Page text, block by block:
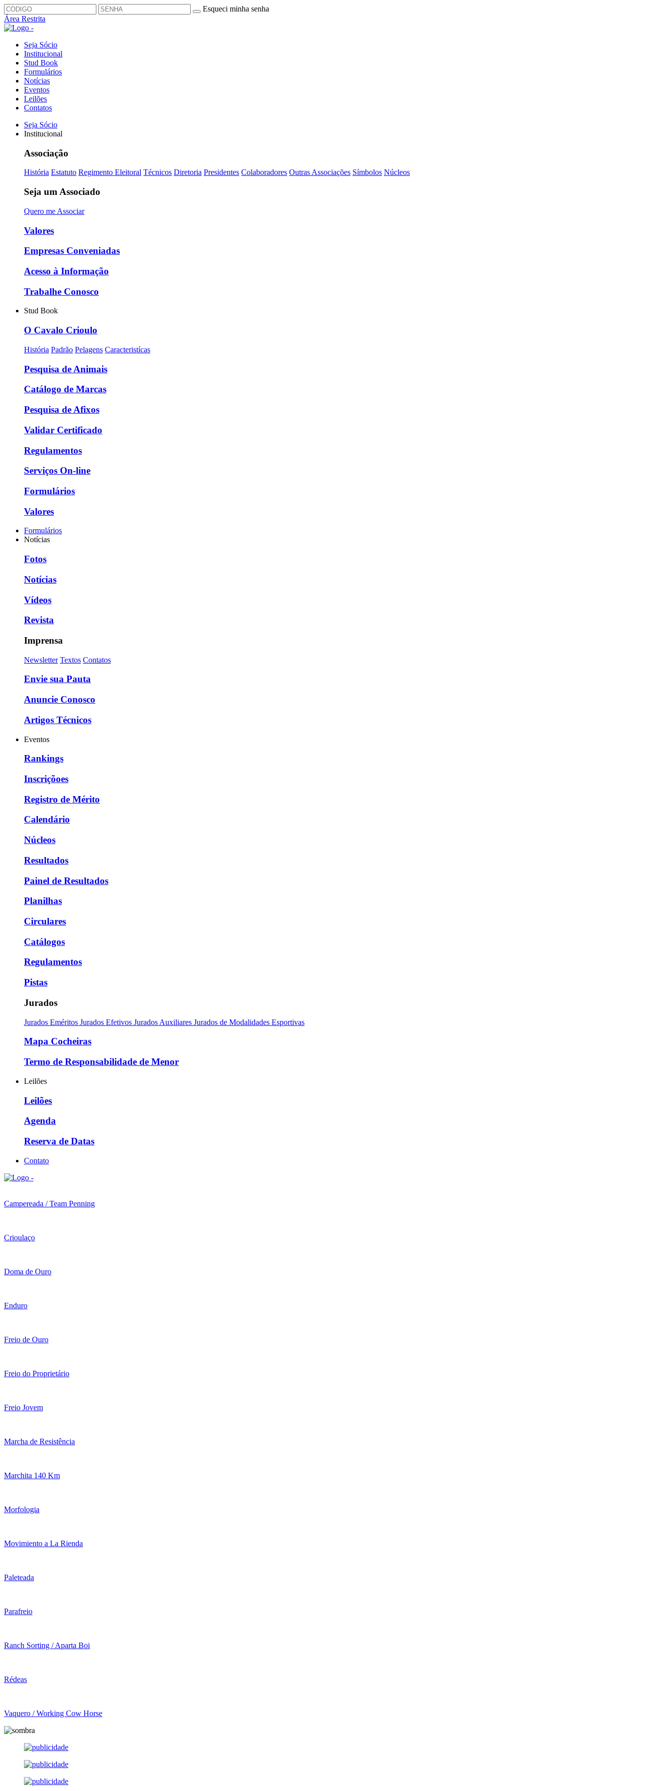
Esqueci minha senha
Área Restrita
Seja Sócio
Institucional
Stud Book
Formulários
Notícias
Eventos
Leilões
Contatos
Seja Sócio
Institucional
Associação
História Estatuto Regimento Eleitoral Técnicos Diretoria Presidentes Colaboradores Outras Associações Símbolos Núcleos
Seja um Associado
Quero me Associar
Valores
Empresas Conveniadas
Acesso à Informação
Trabalhe Conosco
Stud Book
O Cavalo Crioulo
História Padrão Pelagens Caracteristícas
Pesquisa de Animais
Catálogo de Marcas
Pesquisa de Afixos
Validar Certificado
Regulamentos
Serviços On-line
Formulários
Valores
Formulários
Notícias
Fotos
Notícias
Vídeos
Revista
Imprensa
Newsletter Textos Contatos
Envie sua Pauta
Anuncie Conosco
Artigos Técnicos
Eventos
Rankings
Inscriçõoes
Registro de Mérito
Calendário
Núcleos
Resultados
Painel de Resultados
Planilhas
Circulares
Catálogos
Regulamentos
Pistas
Jurados
Jurados Eméritos Jurados Efetivos Jurados Auxiliares Jurados de Modalidades Esportivas
Mapa Cocheiras
Termo de Responsabilidade de Menor
Leilões
Leilões
Agenda
Reserva de Datas
Contato
Campereada / Team Penning
Crioulaço
Doma de Ouro
Enduro
Freio de Ouro
Freio do Proprietário
Freio Jovem
Marcha de Resistência
Marchita 140 Km
Morfologia
Movimiento a La Rienda
Paleteada
Parafreio
Ranch Sorting / Aparta Boi
Rédeas
Vaquero / Working Cow Horse